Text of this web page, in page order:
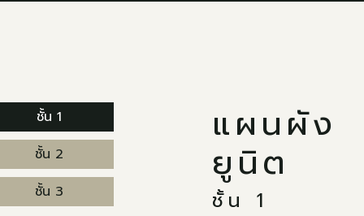
ชั้น 1
ชั้น 2
ชั้น 3
แผนผัง
ยูนิต
ชั้น 1